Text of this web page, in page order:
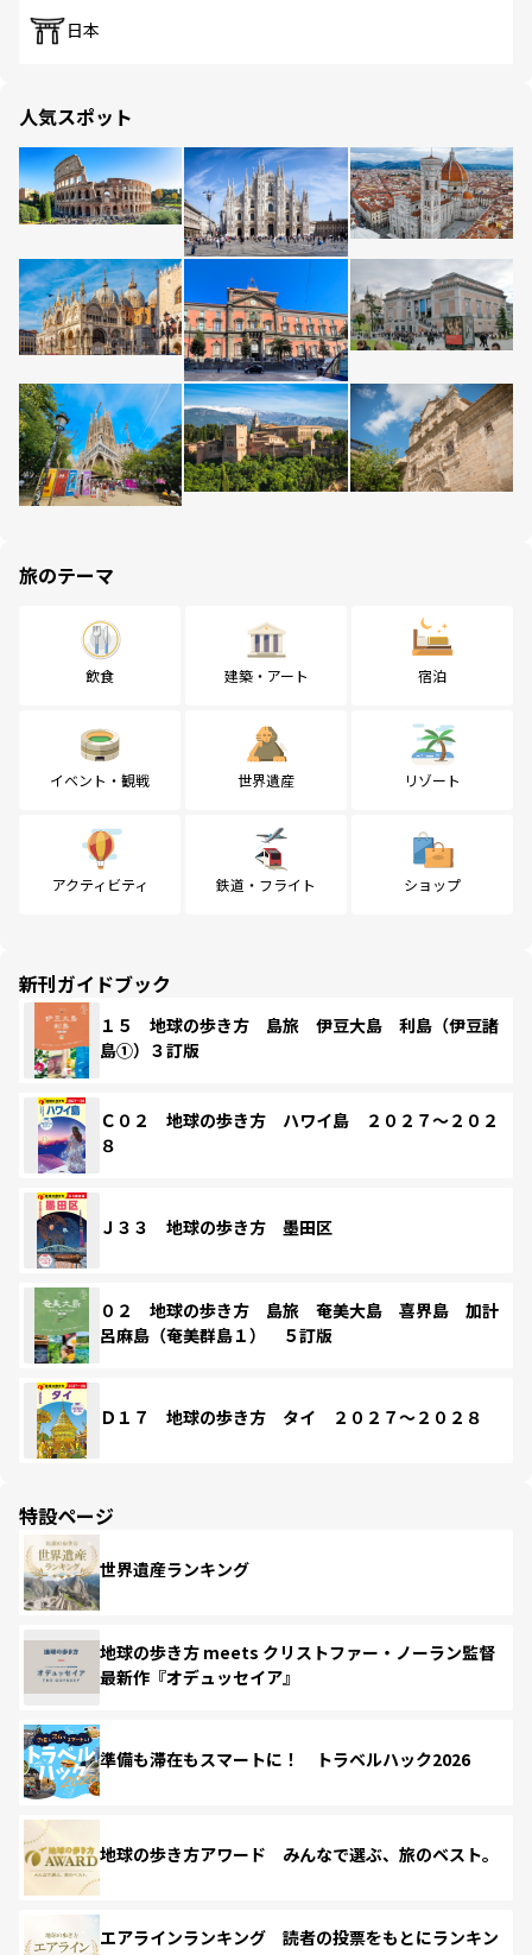
日本
人気スポット
旅のテーマ
飲食 建築・アート 宿泊
イベント・観戦 世界遺産 リゾート
アクティビティ 鉄道・フライト ショップ
新刊ガイドブック
１５ 地球の歩き方 島旅 伊豆大島 利島（伊豆諸
島①）３訂版
Ｃ０２ 地球の歩き方 ハワイ島 ２０２７～２０２
８
Ｊ３３ 地球の歩き方 墨田区
０２ 地球の歩き方 島旅 奄美大島 喜界島 加計
呂麻島（奄美群島１） ５訂版
Ｄ１７ 地球の歩き方 タイ ２０２７～２０２８
特設ページ
世界遺産ランキング
地球の歩き方 meets クリストファー・ノーラン監督
最新作『オデュッセイア』
準備も滞在もスマートに！ トラベルハック2026
地球の歩き方アワード みんなで選ぶ、旅のベスト。
エアラインランキング 読者の投票をもとにランキン